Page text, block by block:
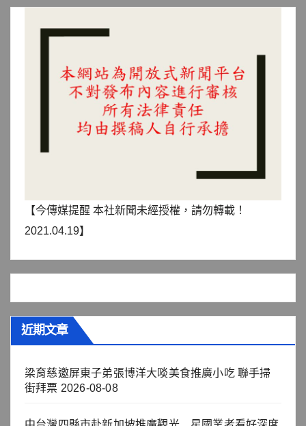
【今傳媒提醒 本社新聞未經授權，請勿轉載！
2021.04.19】
近期文章
梁育慈邀屏東子弟張博洋大啖美食推廣小吃 聯手掃
街拜票 2026-08-08